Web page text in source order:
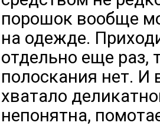
порошок вообще
на одежде.
отдельно еще раз,
полоскания нет.
хватало
непонятна,